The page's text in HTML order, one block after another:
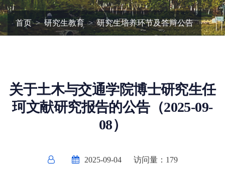
首页 研究生教育 研究生培养环节及答辩公告
关于土木与交通学院博士研究生任
珂文献研究报告的公告（2025-09-
08）
2025-09-04 访问量： 179